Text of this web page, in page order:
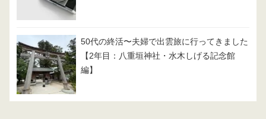
50代の終活〜夫婦で出雲旅に行ってきました
【2年目：八重垣神社・水木しげる記念館
編】